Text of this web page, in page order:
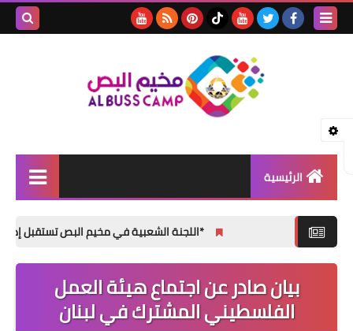
الرئيسية
تقارير
ثفافة و فنون
*اللجنة الشعبية في مخيم البص تستقبل إدارة المعهد
بيان صادر عن اجتماع هيئة العمل
الفلسطيني المشترك في لبنان